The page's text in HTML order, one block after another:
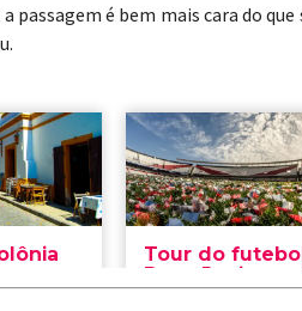
passagem é bem mais cara do